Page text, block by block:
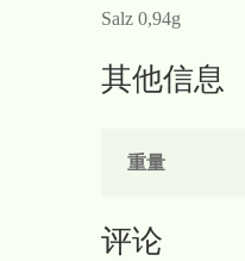
Salz 0,94g
其他信息
重量
评论